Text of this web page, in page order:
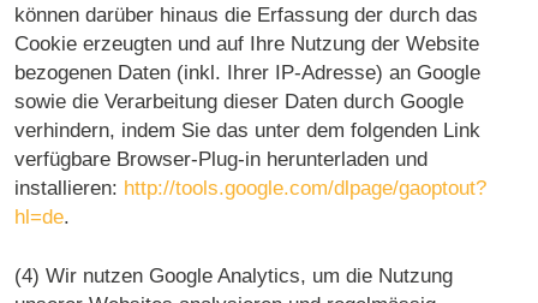
können darüber hinaus die Erfassung der durch das
Cookie erzeugten und auf Ihre Nutzung der Website
bezogenen Daten (inkl. Ihrer IP-Adresse) an Google
sowie die Verarbeitung dieser Daten durch Google
verhindern, indem Sie das unter dem folgenden Link
verfügbare Browser-Plug-in herunterladen und
installieren: http://tools.google.com/dlpage/gaoptout?
hl=de.
(4) Wir nutzen Google Analytics, um die Nutzung